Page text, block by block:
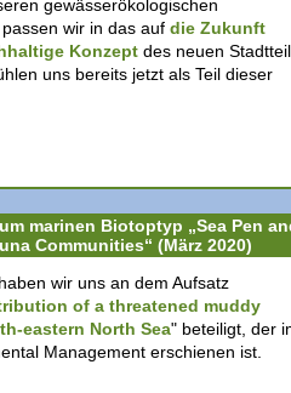
gewässerökologischen
wir in das auf die Zukunft
Konzept des neuen
uns bereits jetzt als Teil dieser
marinen Biotoptyp „Sea Pen
Communities“ (März 2020)
wir uns an dem Aufsatz
of a threatened muddy
eastern North Sea" beteiligt, der
Management erschienen ist.